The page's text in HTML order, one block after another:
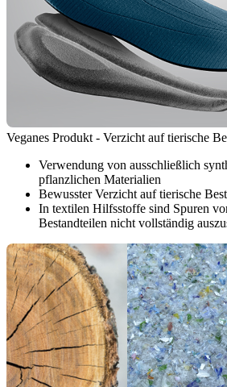
Veganes Produkt - Verzicht auf tierische
Verwendung von ausschließlich
pflanzlichen Materialien
Bewusster Verzicht auf tierische
In textilen Hilfsstoffe sind Spuren
Bestandteilen nicht vollständig